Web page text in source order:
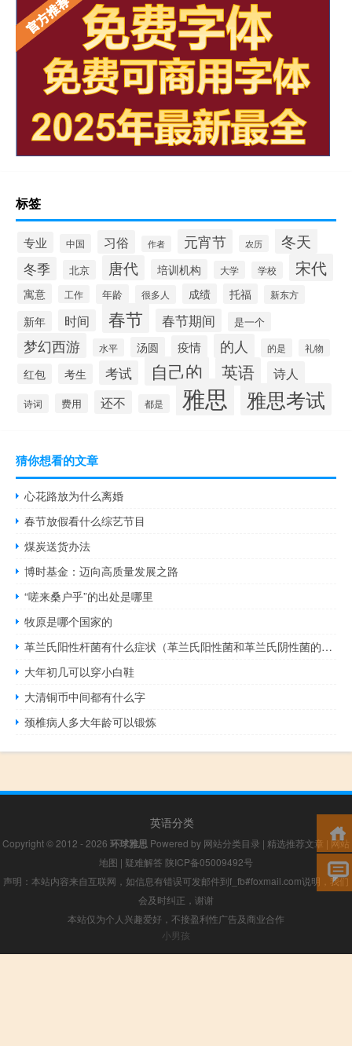
标签
专业 中国 习俗 作者 元宵节 农历 冬天
冬季 北京 唐代 培训机构 大学 学校 宋代
寓意 工作 年龄 很多人 成绩 托福 新东方
新年 时间 春节 春节期间 是一个
梦幻西游 水平 汤圆 疫情 的人 的是 礼物
红包 考生 考试 自己的 英语 诗人
诗词 费用 还不 都是 雅思 雅思考试
猜你想看的文章
心花路放为什么离婚
春节放假看什么综艺节目
煤炭送货办法
博时基金：迈向高质量发展之路
“嗟来桑户乎”的出处是哪里
牧原是哪个国家的
革兰氏阳性杆菌有什么症状（革兰氏阳性菌和革兰氏阴性菌的区别）
大年初几可以穿小白鞋
大清铜币中间都有什么字
颈椎病人多大年龄可以锻炼
英语分类
Copyright © 2012 - 2026 环球雅思 Powered by 网站分类目录 | 精选推荐文章 | 网站
地图 | 疑难解答 陕ICP备05009492号
声明：本站内容来自互联网，如信息有错误可发邮件到f_fb#foxmail.com说明，我们
会及时纠正，谢谢
本站仅为个人兴趣爱好，不接盈利性广告及商业合作
小男孩